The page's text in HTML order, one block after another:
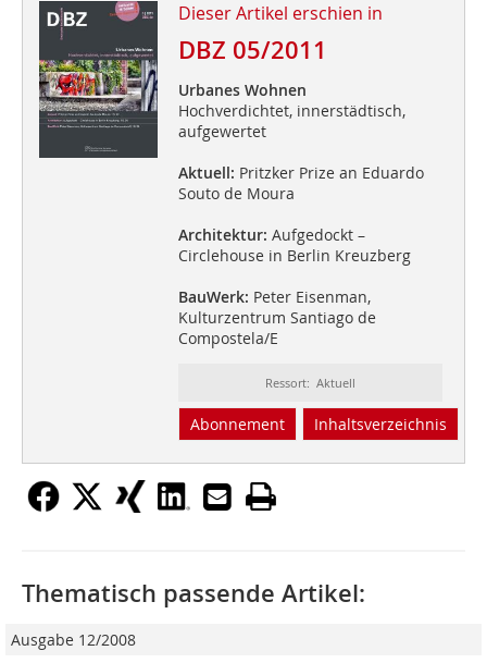
Dieser Artikel erschien in
DBZ 05/2011
Urbanes Wohnen
Hochverdichtet, innerstädtisch,
aufgewertet
Aktuell: Pritzker Prize an Eduardo
Souto de Moura
Architektur: Aufgedockt –
Circlehouse in Berlin Kreuzberg
BauWerk: Peter Eisenman,
Kulturzentrum Santiago de
Compostela/E
Ressort: Aktuell
Abonnement Inhaltsverzeichnis
Thematisch passende Artikel:
Ausgabe 12/2008